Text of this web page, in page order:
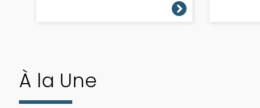
À la Une